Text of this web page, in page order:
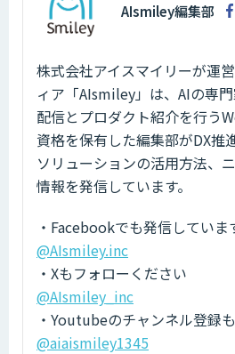
AIsmiley編集部
株式会社アイスマイリーが運
ィア「AIsmiley」は、AIの専
配信とプロダクト紹介を行う
資格を保有した編集部がDX推
ソリューションの活用方法、
情報を発信しています。
・Facebookでも発信していま
@AIsmiley.inc
・Xもフォローください
@AIsmiley_inc
・Youtubeのチャンネル登録
@aiaismiley1345